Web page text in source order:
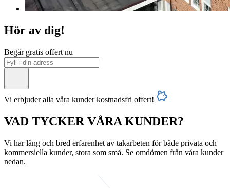
Hör av dig!
Begär gratis offert nu
Vi erbjuder alla våra kunder kostnadsfri offert!
VAD TYCKER VÅRA KUNDER?
Vi har lång och bred erfarenhet av takarbeten för både privata och
kommersiella kunder, stora som små. Se omdömen från våra kunder
nedan.